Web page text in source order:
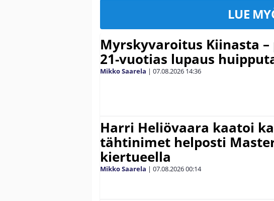
LUE
Myrskyvaroitus Kiinasta –
21-vuotias lupaus
Mikko Saarela | 07.08.2026 14:36
Harri Heliövaara kaatoi
tähtinimet helposti
kiertueella
Mikko Saarela | 07.08.202600:14